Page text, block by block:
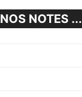
NOS NOTES ...